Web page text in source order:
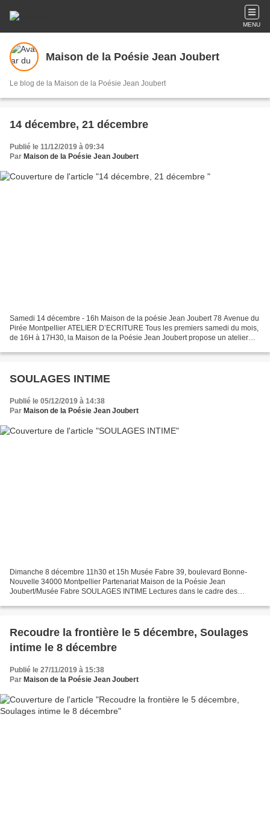
MENU
Maison de la Poésie Jean Joubert
Le blog de la Maison de la Poésie Jean Joubert
14 décembre, 21 décembre
Publié le 11/12/2019 à 09:34
Par Maison de la Poésie Jean Joubert
Samedi 14 décembre - 16h Maison de la poésie Jean Joubert 78 Avenue du
Pirée Montpellier ATELIER D’ECRITURE Tous les premiers samedi du mois,
de 16H à 17H30, la Maison de la Poésie Jean Joubert propose un atelier
SOULAGES INTIME
Publié le 05/12/2019 à 14:38
Par Maison de la Poésie Jean Joubert
Dimanche 8 décembre 11h30 et 15h Musée Fabre 39, boulevard Bonne-
Nouvelle 34000 Montpellier Partenariat Maison de la Poésie Jean
Joubert/Musée Fabre SOULAGES INTIME Lectures dans le cadre des
Recoudre la frontière le 5 décembre, Soulages
intime le 8 décembre
Publié le 27/11/2019 à 15:38
Par Maison de la Poésie Jean Joubert